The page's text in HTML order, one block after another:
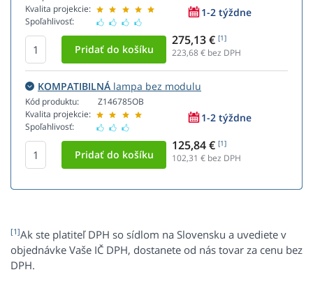
Kvalita projekcie:
Spoľahlivosť:
1-2 týždne
275,13 € [1]
223,68€ bez DPH
KOMPATIBILNÁ lampa bez modulu
Kód produktu:
Kvalita projekcie:
Spoľahlivosť:
Z146785OB
1-2 týždne
125,84 € [1]
102,31 € bez DPH
[1]Ak ste platiteľ DPH so sídlom na Slovensku a uvediete v
objednávke Vaše IČ DPH, dostanete od nás tovar za cenu bez
DPH.